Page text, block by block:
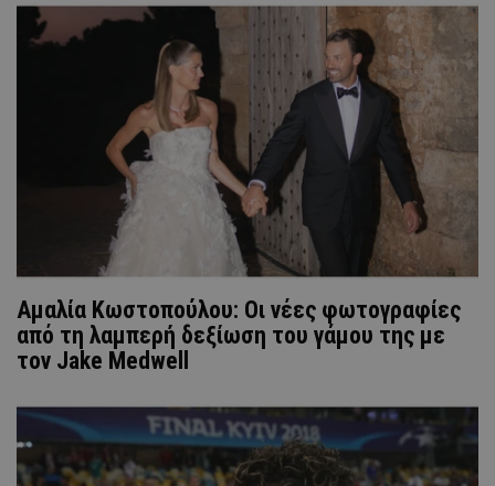
Αμαλία Κωστοπούλου: Οι νέες φωτογραφίες
από τη λαμπερή δεξίωση του γάμου της με
τον Jake Medwell